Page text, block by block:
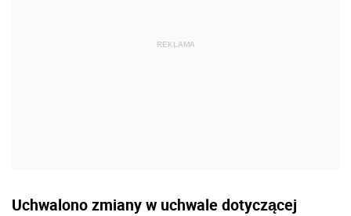
Uchwalono zmiany w uchwale dotyczącej